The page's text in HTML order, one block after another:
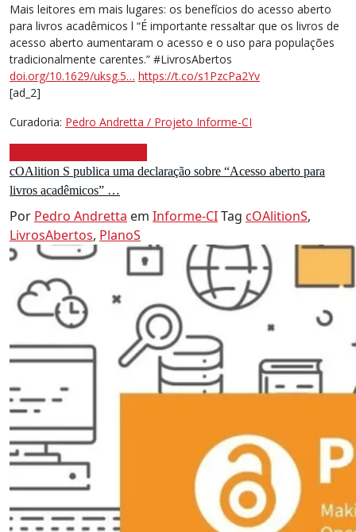
Mais leitores em mais lugares: os benefícios do acesso aberto
para livros acadêmicos l “É importante ressaltar que os livros de
acesso aberto aumentaram o acesso e o uso para populações
tradicionalmente carentes.” #LivrosAbertos
doi.org/10.1629/uksg.5… https://t.co/s1PzcPa2Yv
[ad_2]
Curadoria: Pedro Andretta / Projeto Informe-CI
cOAlition S publica uma declaração sobre “Acesso aberto para
livros acadêmicos” …
Por Pedro Andretta em Informe-CITag cOAlitionS,
LivrosAbertos, PlanoS